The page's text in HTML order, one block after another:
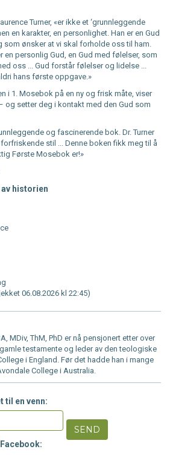
Turner, «er ikke et ‘grunnleggende
en karakter, en personlighet. Han er en Gud
som ønsker at vi skal forholde oss til ham.
en personlig Gud, en Gud med følelser, som
oss ... Gud forstår følelser og lidelse ...
hans første oppgave.»
i 1. Mosebok på en ny og frisk måte, viser
og setter deg i kontakt med den Gud som
og fascinerende bok. Dr. Turner
stil ... Denne boken fikk meg til å
Første Mosebok er!»
av historien
06.08.2026 kl 22:45)
MDiv, ThM, PhD er nå pensjonert etter over
testamente og leder av den teologiske
i England. Før det hadde han i mange
College i Australia.
til en venn:
SEND